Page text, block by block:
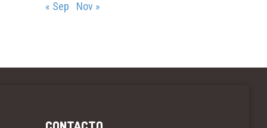
« Sep Nov »